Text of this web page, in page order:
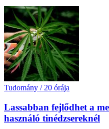
Tudomány / 20 órája
Lassabban fejlődhet a
használó tinédzsereknél